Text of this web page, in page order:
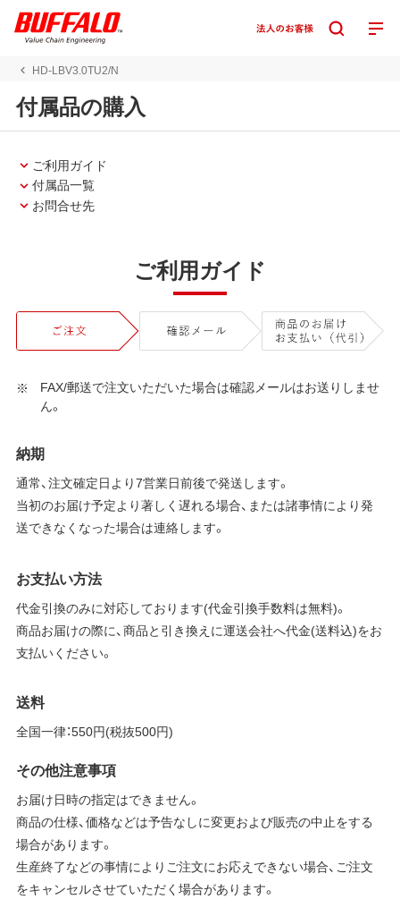
HD-LBV3.0TU2/N
付属品の購入
ご利用ガイド
付属品一覧
お問合せ先
ご利用ガイド
FAX/郵送で注文いただいた場合は確認メールはお送りしませ
ん。
納期
通常、注文確定日より7営業日前後で発送します。
当初のお届け予定より著しく遅れる場合、または諸事情により発
送できなくなった場合は連絡します。
お支払い方法
代金引換のみに対応しております(代金引換手数料は無料)。
商品お届けの際に、商品と引き換えに運送会社へ代金(送料込)をお
支払いください。
送料
全国一律：550円(税抜500円)
その他注意事項
お届け日時の指定はできません。
商品の仕様、価格などは予告なしに変更および販売の中止をする
場合があります。
生産終了などの事情によりご注文にお応えできない場合、ご注文
をキャンセルさせていただく場合があります。